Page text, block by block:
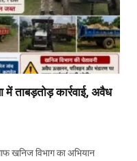
में ताबड़तोड़ कार्रवाई, अवैध
खनिज विभाग का अभियान